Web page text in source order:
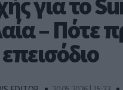
για το
– Πότε